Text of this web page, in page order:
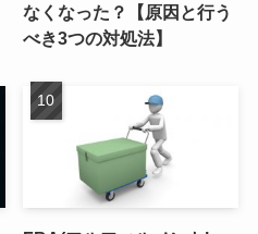
なくなった？【原因と行う
べき3つの対処法】